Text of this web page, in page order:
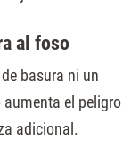
al foso
basura ni un
el peligro
adicional.